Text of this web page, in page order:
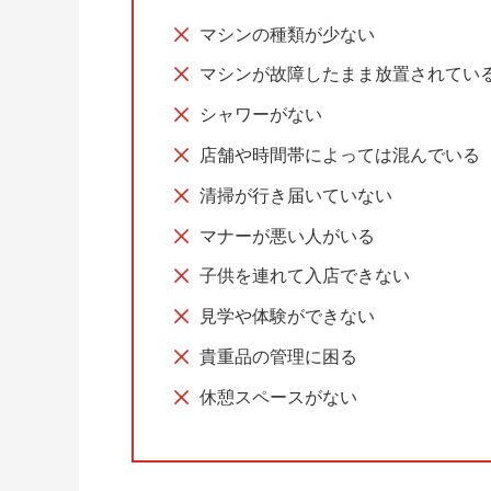
マシンの種類が少ない
マシンが故障したまま放置されてい
シャワーがない
店舗や時間帯によっては混んでいる
清掃が行き届いていない
マナーが悪い人がいる
子供を連れて入店できない
見学や体験ができない
貴重品の管理に困る
休憩スペースがない